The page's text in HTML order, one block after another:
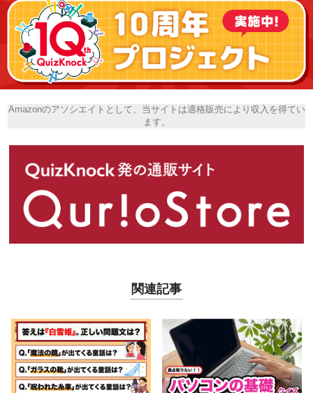
Amazonのアソシエイトとして、当サイトは適格販売により収入を得てい
ます。
関連記事